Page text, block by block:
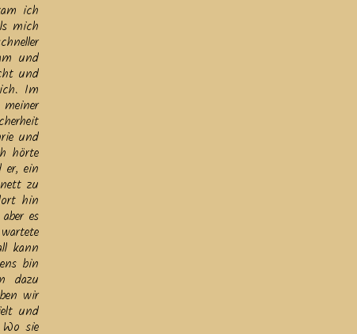
ich
mich
und
und
Im
und
hörte
ein
zu
hin
es
kann
bin
dazu
wir
und
sie